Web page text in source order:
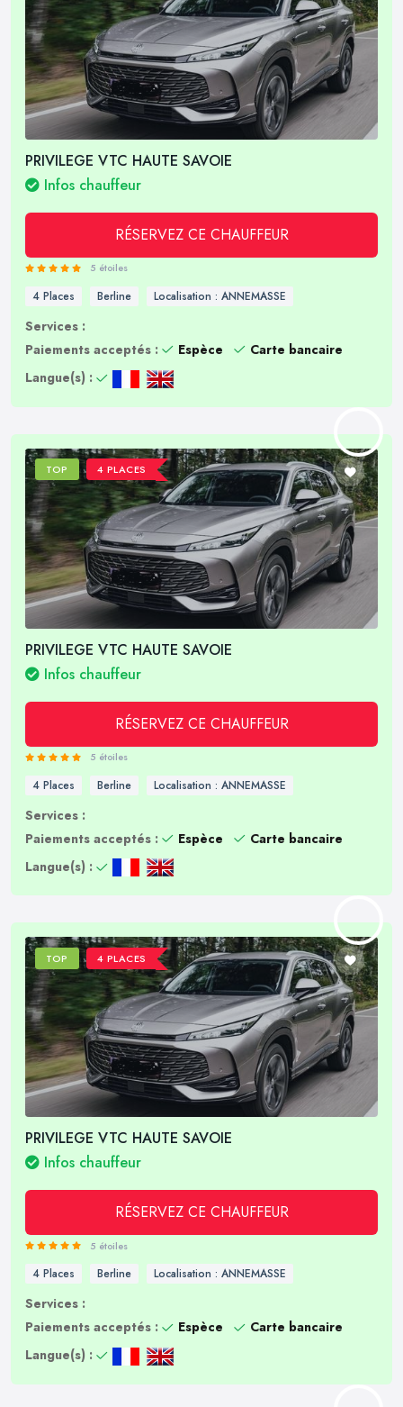
PRIVILEGE VTC HAUTE SAVOIE
Infos chauffeur
RÉSERVEZ CE CHAUFFEUR
5 étoiles
4 Places Berline Localisation : ANNEMASSE
Services :
Paiements acceptés :
Espèce
Carte bancaire
Langue(s) :
TOP 4 PLACES
PRIVILEGE VTC HAUTE SAVOIE
Infos chauffeur
RÉSERVEZ CE CHAUFFEUR
5 étoiles
4 Places Berline Localisation : ANNEMASSE
Services :
Paiements acceptés :
Espèce
Carte bancaire
Langue(s) :
TOP 4 PLACES
PRIVILEGE VTC HAUTE SAVOIE
Infos chauffeur
RÉSERVEZ CE CHAUFFEUR
5 étoiles
4 Places Berline Localisation : ANNEMASSE
Services :
Paiements acceptés :
Espèce
Carte bancaire
Langue(s) :